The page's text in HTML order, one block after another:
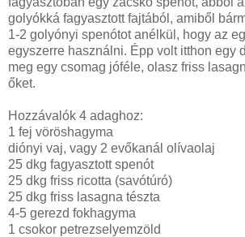
golyókká fagyasztott fajtából, amiből
1-2 golyónyi spenótot anélkül, hogy az
egyszerre használni. Épp volt itthon egy
meg egy csomag jóféle, olasz friss
őket.
Hozzávalók 4 adaghoz:
1 fej vöröshagyma
diónyi vaj, vagy 2 evőkanál olívaolaj
25 dkg fagyasztott spenót
25 dkg friss ricotta (savótúró)
25 dkg friss lasagna tészta
4-5 gerezd fokhagyma
1 csokor petrezselyemzöld